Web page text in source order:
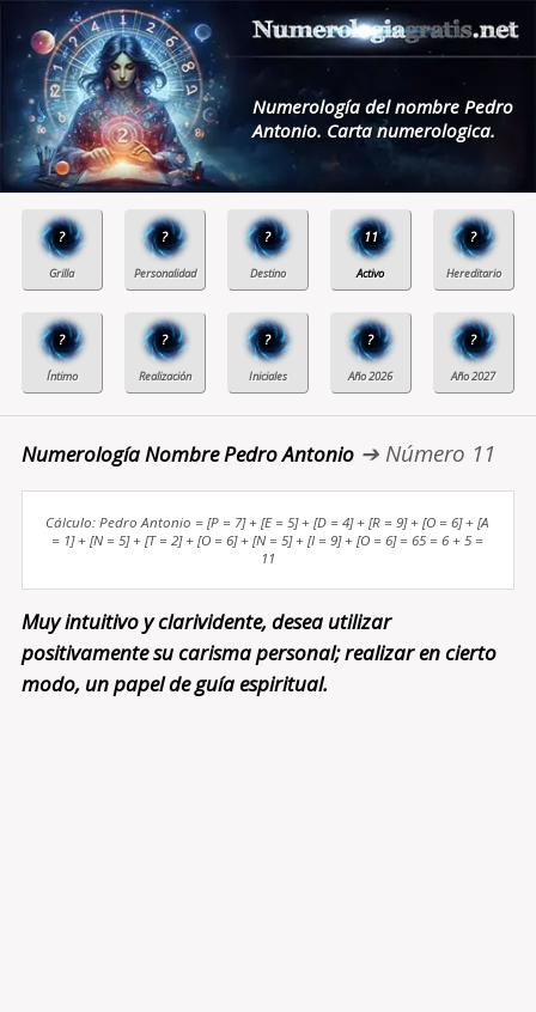
Numerología del nombre Pedro
Antonio. Carta numerologica.
? ? ? 11 ?
? ? ? ? ?
Numerología Nombre Pedro Antonio➔ Número 11
Cálculo: Pedro Antonio = [P = 7] + [E = 5] + [D = 4] + [R = 9] + [O = 6] + [A
= 1] + [N = 5] + [T = 2] + [O = 6] + [N = 5] + [I = 9] + [O = 6] = 65 = 6 + 5 =
11
Muy intuitivo y clarividente, desea utilizar
positivamente su carisma personal; realizar en cierto
modo, un papel de guía espiritual.